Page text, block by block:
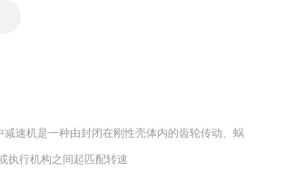
速机是一种由封闭在刚性壳体内的齿轮传动、蜗
执行机构之间起匹配转速